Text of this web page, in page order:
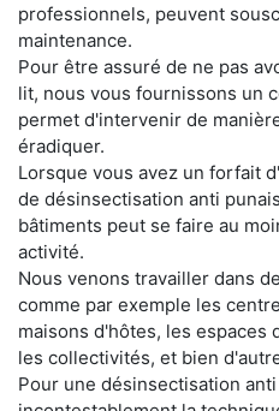
professionnels, peuvent
maintenance.
Pour être assuré de ne pas
lit, nous vous fournissons un
permet d'intervenir de
éradiquer.
Lorsque vous avez un forfait
de désinsectisation anti
bâtiments peut se faire au
activité.
Nous venons travailler dans
comme par exemple les
maisons d'hôtes, les espaces
les collectivités, et bien
Pour une désinsectisation